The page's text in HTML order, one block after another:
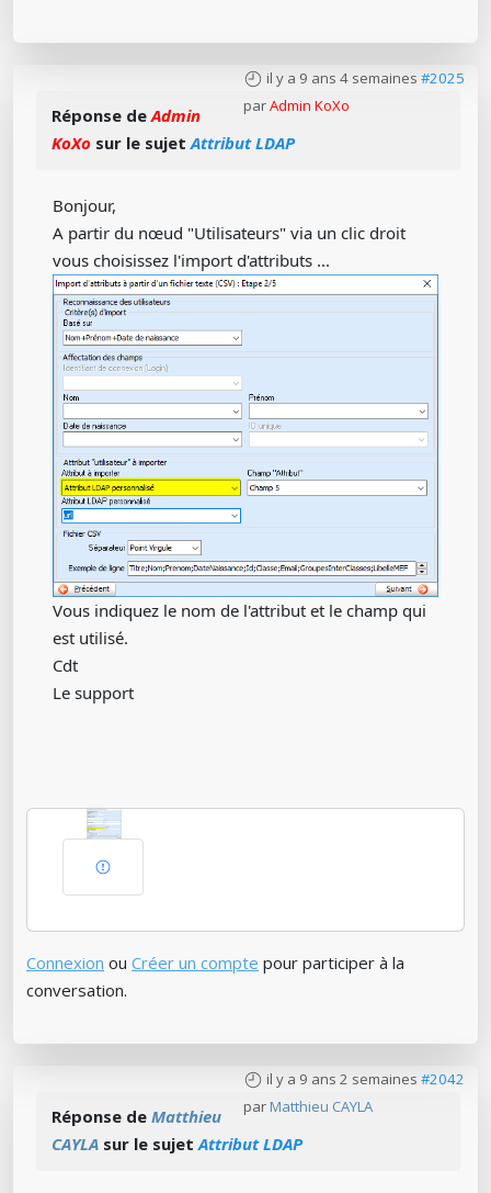
il y a 9 ans 4 semaines #2025
parAdmin KoXo
Réponse deAdmin
KoXo sur le sujetAttribut LDAP
Bonjour,
A partir du nœud "Utilisateurs" via un clic droit
vous choisissez l'import d'attributs ...
Vous indiquez le nom de l'attribut et le champ qui
est utilisé.
Cdt
Le support
Connexion ou Créer un compte pour participer à la
conversation.
il y a 9 ans 2 semaines #2042
par Matthieu CAYLA
Réponse de Matthieu
CAYLA sur le sujet Attribut LDAP